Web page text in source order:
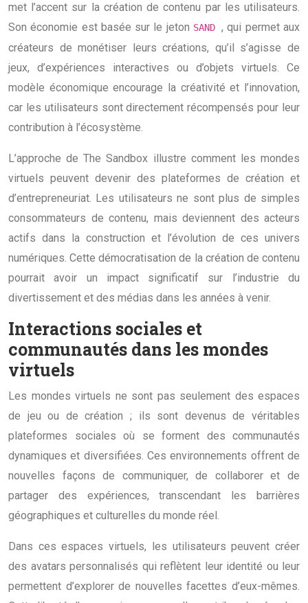
met l’accent sur la création de contenu par les utilisateurs.
Son économie est basée sur le jeton SAND, qui permet aux
créateurs de monétiser leurs créations, qu’il s’agisse de
jeux, d’expériences interactives ou d’objets virtuels. Ce
modèle économique encourage la créativité et l’innovation,
car les utilisateurs sont directement récompensés pour leur
contribution à l’écosystème.
L’approche de The Sandbox illustre comment les mondes
virtuels peuvent devenir des plateformes de création et
d’entrepreneuriat. Les utilisateurs ne sont plus de simples
consommateurs de contenu, mais deviennent des acteurs
actifs dans la construction et l’évolution de ces univers
numériques. Cette démocratisation de la création de contenu
pourrait avoir un impact significatif sur l’industrie du
divertissement et des médias dans les années à venir.
Interactions sociales et
communautés dans les mondes
virtuels
Les mondes virtuels ne sont pas seulement des espaces
de jeu ou de création ; ils sont devenus de véritables
plateformes sociales où se forment des communautés
dynamiques et diversifiées. Ces environnements offrent de
nouvelles façons de communiquer, de collaborer et de
partager des expériences, transcendant les barrières
géographiques et culturelles du monde réel.
Dans ces espaces virtuels, les utilisateurs peuvent créer
des avatars personnalisés qui reflètent leur identité ou leur
permettent d’explorer de nouvelles facettes d’eux-mêmes.